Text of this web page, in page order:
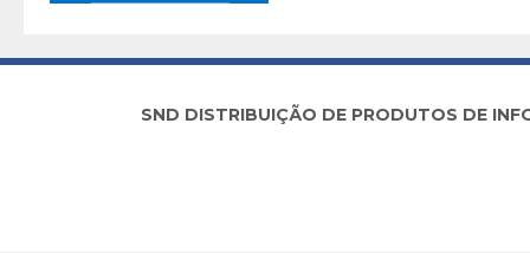
SND DISTRIBUIÇÃO DE PRODUTOS DE